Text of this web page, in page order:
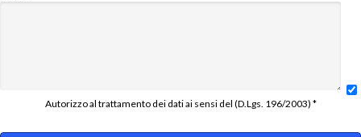
Autorizzo al trattamento dei dati ai sensi del (D.Lgs. 196/2003) *